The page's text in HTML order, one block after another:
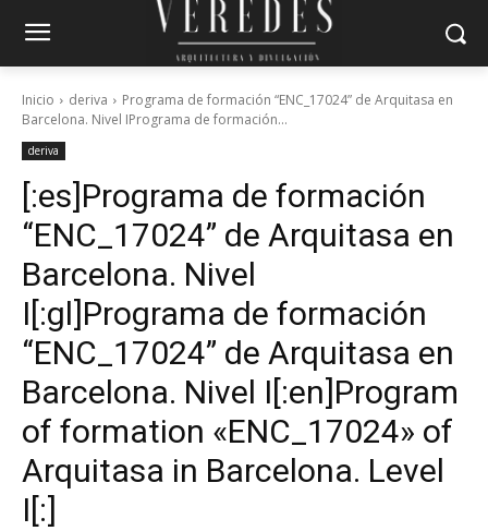
Inicio deriva
Programa de formación “ENC_17024” de Arquitasa en
Barcelona. Nivel IPrograma de formación...
deriva
[:es]Programa de formación
“ENC_17024” de Arquitasa en
Barcelona. Nivel
I[:gl]Programa de formación
“ENC_17024” de Arquitasa en
Barcelona. Nivel I[:en]Program
of formation «ENC_17024» of
Arquitasa in Barcelona. Level
I[:]